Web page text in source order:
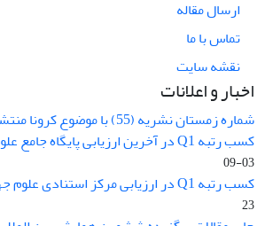
ارسال مقاله
تماس با ما
نقشه سایت
اخبار و اعلانات
شماره زمستان نشریه (55) با موضوع کرونا منتشر شد.
کسب رتبه Q1 در آخرین ارزیابی پایگاه جامع علوم استنادی ...
03-09
کسب رتبه Q1 در ارزیابی مرکز استنادی علوم جهان اسلام ...
23